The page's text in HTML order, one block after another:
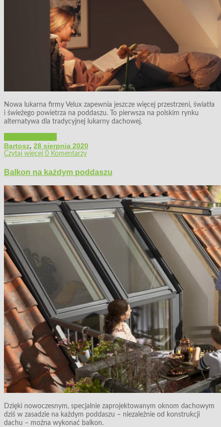
Nowa lukarna firmy Velux zapewnia jeszcze więcej przestrzeni, światła
i świeżego powietrza na poddaszu. To pierwsza na polskim rynku
alternatywa dla tradycyjnej lukarny dachowej.
Bartosz, 28 sierpnia 2020
Czytaj więcej 0 Komentarzy
Balkon na każdym poddaszu
Dzięki nowoczesnym, specjalnie zaprojektowanym oknom dachowym
dziś w zasadzie na każdym poddaszu – niezależnie od konstrukcji
dachu – można wykonać balkon.